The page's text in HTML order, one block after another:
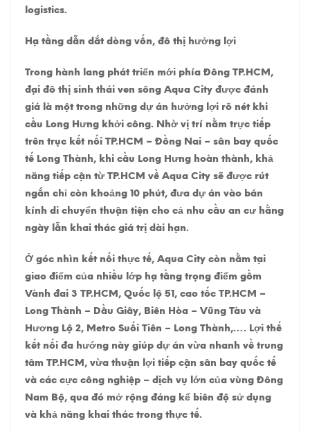
logistics.
Hạ tầng dẫn dắt dòng vốn, đô thị hưởng lợi
Trong hành lang phát triển mới phía Đông TP.HCM,
đại đô thị sinh thái ven sông Aqua City được đánh
giá là một trong những dự án hưởng lợi rõ nét khi
cầu Long Hưng khởi công. Nhờ vị trí nằm trực tiếp
trên trục kết nối TP.HCM – Đồng Nai – sân bay quốc
tế Long Thành, khi cầu Long Hưng hoàn thành, khả
năng tiếp cận từ TP.HCM về Aqua City sẽ được rút
ngắn chỉ còn khoảng 10 phút, đưa dự án vào bán
kính di chuyển thuận tiện cho cả nhu cầu an cư hằng
ngày lẫn khai thác giá trị dài hạn.
Ở góc nhìn kết nối thực tế, Aqua City còn nằm tại
giao điểm của nhiều lớp hạ tầng trọng điểm gồm
Vành đai 3 TP.HCM, Quốc lộ 51, cao tốc TP.HCM –
Long Thành – Dầu Giây, Biên Hòa – Vũng Tàu và
Hương Lộ 2, Metro Suối Tiên – Long Thành,…. Lợi thế
kết nối đa hướng này giúp dự án vừa nhanh về trung
tâm TP.HCM, vừa thuận lợi tiếp cận sân bay quốc tế
và các cực công nghiệp – dịch vụ lớn của vùng Đông
Nam Bộ, qua đó mở rộng đáng kể biên độ sử dụng
và khả năng khai thác trong thực tế.